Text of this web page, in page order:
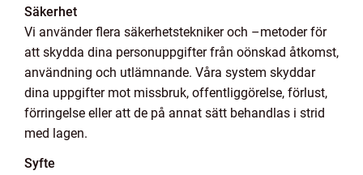
Säkerhet
Vi använder flera säkerhetstekniker och –metoder för
att skydda dina personuppgifter från oönskad åtkomst,
användning och utlämnande. Våra system skyddar
dina uppgifter mot missbruk, offentliggörelse, förlust,
förringelse eller att de på annat sätt behandlas i strid
med lagen.
Syfte